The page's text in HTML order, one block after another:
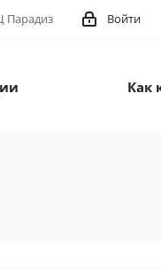
Парадиз Войти
Как